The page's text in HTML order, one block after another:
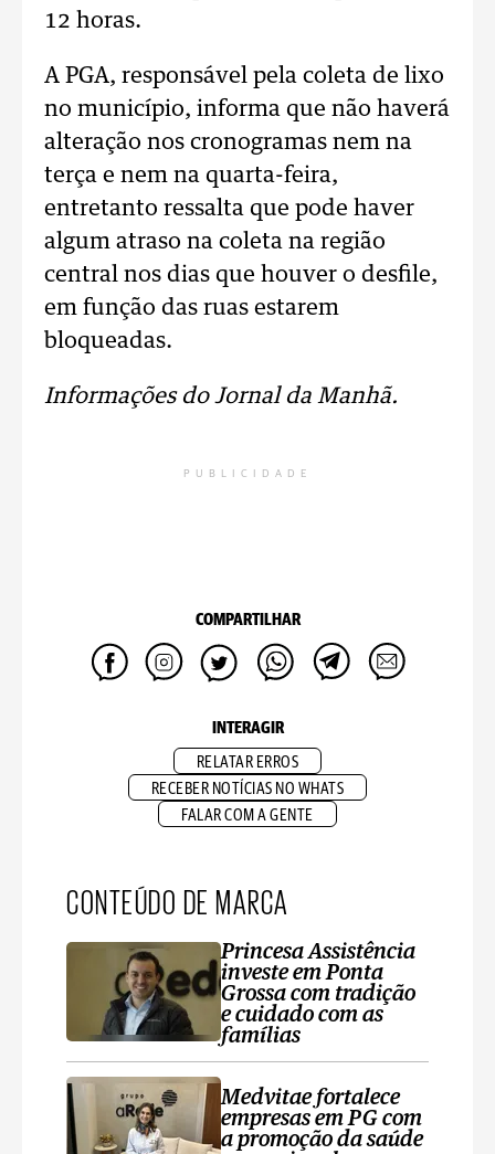
12 horas.
A PGA, responsável pela coleta de lixo
no município, informa que não haverá
alteração nos cronogramas nem na
terça e nem na quarta-feira,
entretanto ressalta que pode haver
algum atraso na coleta na região
central nos dias que houver o desfile,
em função das ruas estarem
bloqueadas.
Informações do Jornal da Manhã.
PUBLICIDADE
COMPARTILHAR
INTERAGIR
RELATAR ERROS
RECEBER NOTÍCIAS NO WHATS
FALAR COM A GENTE
CONTEÚDO DE MARCA
Princesa Assistência
investe em Ponta
Grossa com tradição
e cuidado com as
famílias
Medvitae fortalece
empresas em PG com
a promoção da saúde